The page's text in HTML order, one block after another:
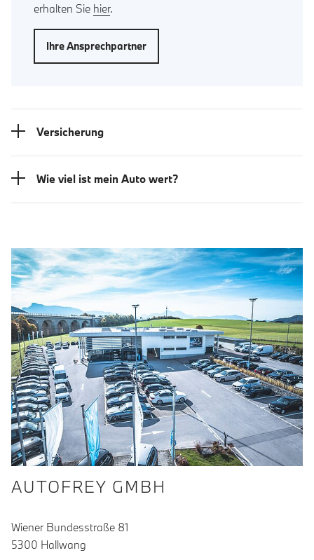
erhalten Sie hier.
Ihre Ansprechpartner
Versicherung
Wie viel ist mein Auto wert?
AUTOFREY GMBH
Wiener Bundesstraße 81
5300 Hallwang